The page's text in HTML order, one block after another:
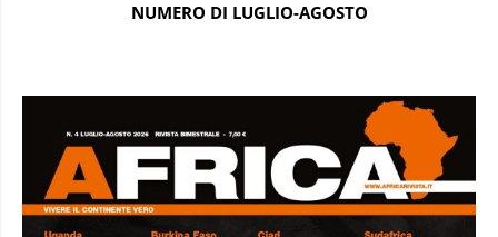
NUMERO DI LUGLIO-AGOSTO